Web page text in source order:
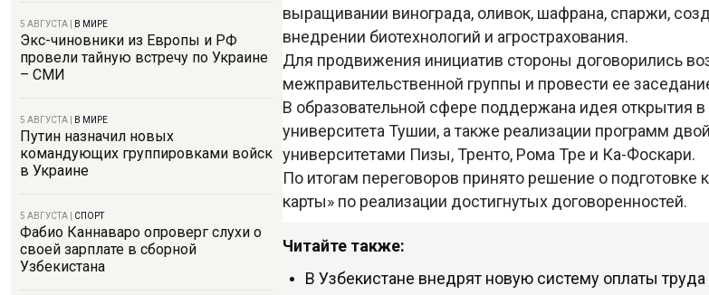
5 АВГУСТА В МИРЕ
Экс-чиновники из Европы и РФ
провели тайную встречу по Украине
– СМИ
5 АВГУСТА В МИРЕ
Путин назначил новых
командующих группировками войск
в Украине
5 АВГУСТА СПОРТ
Фабио Каннаваро опроверг слухи о
своей зарплате в сборной
Узбекистана
выращивании винограда, оливок, шафрана, спаржи,
внедрении биотехнологий и агрострахования.
Для продвижения инициатив стороны договорились
межправительственной группы и провести ее
В образовательной сфере поддержана идея открытия
университета Тушии, а также реализации программ
университетами Пизы, Тренто, Рома Тре и Ка-Фоскари.
По итогам переговоров принято решение о
карты» по реализации достигнутых договоренностей.
Читайте также:
В Узбекистане внедрят новую систему оплаты